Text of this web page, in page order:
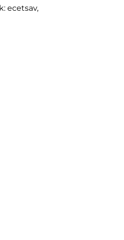
ecetsav,